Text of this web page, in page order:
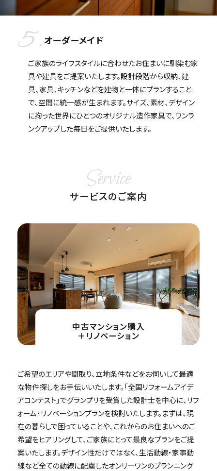
5. オーダーメイド
ご家族のライフスタイルに合わせたお住まいに馴染む家
具や建具をご提案いたします。設計段階から収納、建
具、家具、キッチンなどを建物と一体にプランすること
で、空間に統一感が生まれます。サイズ、素材、デザイン
に拘った世界にひとつのオリジナル造作家具で、ワンラ
ンクアップした毎日をご提供いたします。
Service
サービスのご案内
中古マンション購入
＋リノベーション
ご希望のエリアや間取り、立地条件などをお伺いして最適
な物件探しをお手伝いいたします。「全国リフォームアイデ
アコンテスト」でグランプリを受賞した設計士を中心に、リフ
ォーム・リノベーションプランを検討いたします。まずは、現
在の暮らしで困っていることや、これからのお住まいへのご
希望をヒアリングして、ご家族にとって最良なプランをご提
案いたします。デザイン性だけではなく、生活動線・家事動
線など全ての動線に配慮したオンリーワンのプランニング